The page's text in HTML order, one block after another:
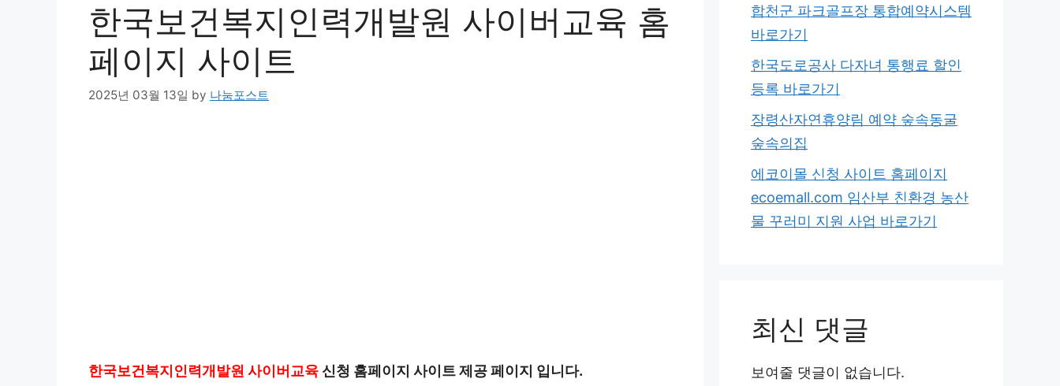
한국보건복지인력개발원 사이버교육 홈
페이지 사이트
2025년 03월 13일 by 나눔포스트
한국보건복지인력개발원 사이버교육 신청 홈페이지 사이트 제공 페이지 입니다.
합천군 파크골프장 통합예약시스템
바로가기
한국도로공사 다자녀 통행료 할인
등록 바로가기
장령산자연휴양림 예약 숲속동굴
숲속의집
에코이몰 신청 사이트 홈페이지
ecoemall.com 임산부 친환경 농산
물 꾸러미 지원 사업 바로가기
최신 댓글
보여줄 댓글이 없습니다.